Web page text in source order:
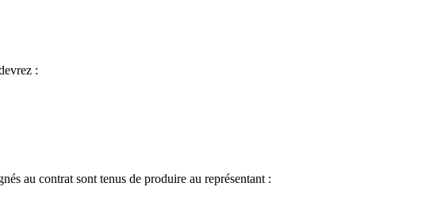
:
au contrat sont tenus de produire au représentant :